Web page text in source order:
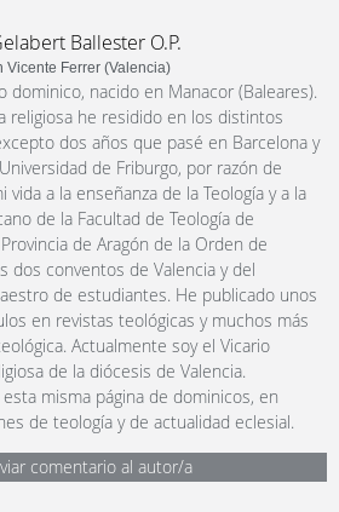
Ballester O.P.
Vicente Ferrer (Valencia)
dominico, nacido en Manacor (Baleares).
religiosa he residido en los distintos
dos años que pasé en Barcelona y
de Friburgo, por razón de
a la enseñanza de la Teología y a la
de la Facultad de Teología de
de Aragón de la Orden de
dos conventos de Valencia y del
de estudiantes. He publicado unos
en revistas teológicas y muchos más
Actualmente soy el Vicario
de la diócesis de Valencia.
misma página de dominicos, en
de teología y de actualidad eclesial.
comentario al autor/a